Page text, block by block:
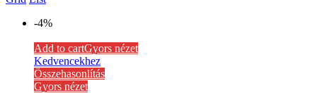
-4%
Add to cartGyors nézet
Kedvencekhez
Összehasonlítás
Gyors nézet